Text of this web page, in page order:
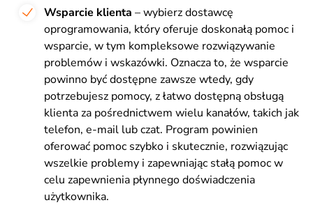
Wsparcie klienta – wybierz dostawcę
oprogramowania, który oferuje doskonałą pomoc i
wsparcie, w tym kompleksowe rozwiązywanie
problemów i wskazówki. Oznacza to, że wsparcie
powinno być dostępne zawsze wtedy, gdy
potrzebujesz pomocy, z łatwo dostępną obsługą
klienta za pośrednictwem wielu kanałów, takich jak
telefon, e-mail lub czat. Program powinien
oferować pomoc szybko i skutecznie, rozwiązując
wszelkie problemy i zapewniając stałą pomoc w
celu zapewnienia płynnego doświadczenia
użytkownika.